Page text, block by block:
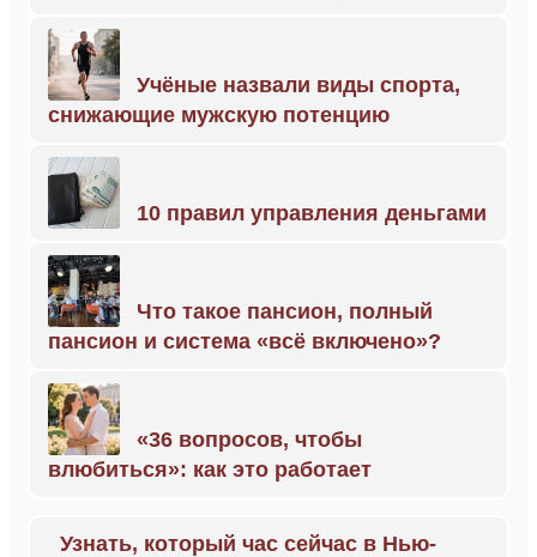
Учёные назвали виды спорта,
снижающие мужскую потенцию
10 правил управления деньгами
Что такое пансион, полный
пансион и система «всё включено»?
«36 вопросов, чтобы
влюбиться»: как это работает
Узнать, который час сейчас в Нью-